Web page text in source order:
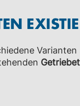
Varianten